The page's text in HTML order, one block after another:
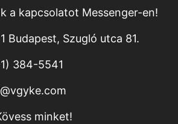
a kapcsolatot Messenger-en!
Budapest, Szugló utca 81.
384-5541
minket!